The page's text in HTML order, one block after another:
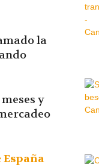
la
y